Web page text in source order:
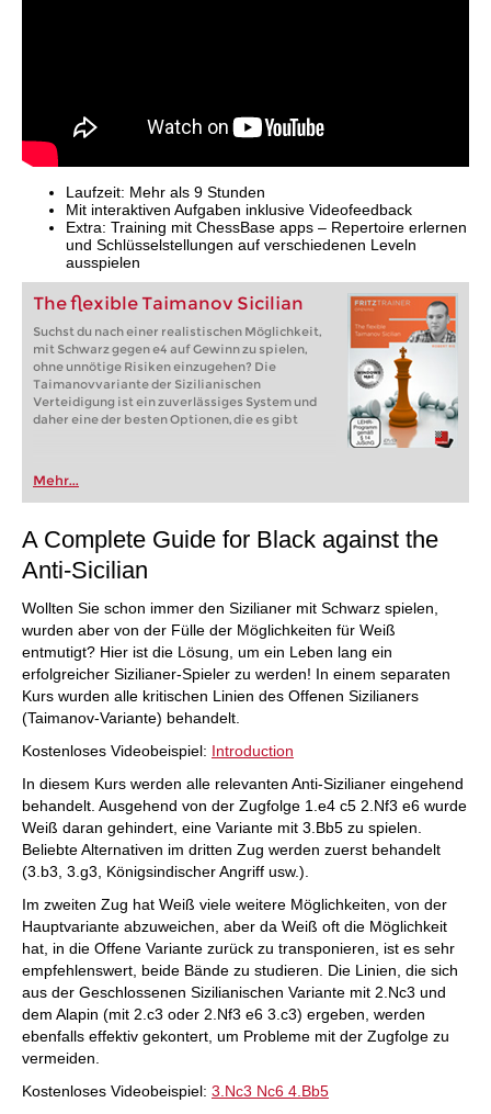
Laufzeit: Mehr als 9 Stunden
Mit interaktiven Aufgaben inklusive Videofeedback
Extra: Training mit ChessBase apps – Repertoire erlernen
und Schlüsselstellungen auf verschiedenen Leveln
ausspielen
The flexible Taimanov Sicilian
Suchst du nach einer realistischen Möglichkeit,
mit Schwarz gegen e4 auf Gewinn zu spielen,
ohne unnötige Risiken einzugehen? Die
Taimanovvariante der Sizilianischen
Verteidigung ist ein zuverlässiges System und
daher eine der besten Optionen, die es gibt
Mehr...
A Complete Guide for Black against the
Anti-Sicilian
Wollten Sie schon immer den Sizilianer mit Schwarz spielen,
wurden aber von der Fülle der Möglichkeiten für Weiß
entmutigt? Hier ist die Lösung, um ein Leben lang ein
erfolgreicher Sizilianer-Spieler zu werden! In einem separaten
Kurs wurden alle kritischen Linien des Offenen Sizilianers
(Taimanov-Variante) behandelt.
Kostenloses Videobeispiel: Introduction
In diesem Kurs werden alle relevanten Anti-Sizilianer eingehend
behandelt. Ausgehend von der Zugfolge 1.e4 c5 2.Nf3 e6 wurde
Weiß daran gehindert, eine Variante mit 3.Bb5 zu spielen.
Beliebte Alternativen im dritten Zug werden zuerst behandelt
(3.b3, 3.g3, Königsindischer Angriff usw.).
Im zweiten Zug hat Weiß viele weitere Möglichkeiten, von der
Hauptvariante abzuweichen, aber da Weiß oft die Möglichkeit
hat, in die Offene Variante zurück zu transponieren, ist es sehr
empfehlenswert, beide Bände zu studieren. Die Linien, die sich
aus der Geschlossenen Sizilianischen Variante mit 2.Nc3 und
dem Alapin (mit 2.c3 oder 2.Nf3 e6 3.c3) ergeben, werden
ebenfalls effektiv gekontert, um Probleme mit der Zugfolge zu
vermeiden.
Kostenloses Videobeispiel: 3.Nc3 Nc6 4.Bb5